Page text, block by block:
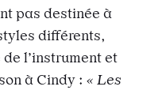
pas destinée à
différents,
l’instrument et
à Cindy : « Les